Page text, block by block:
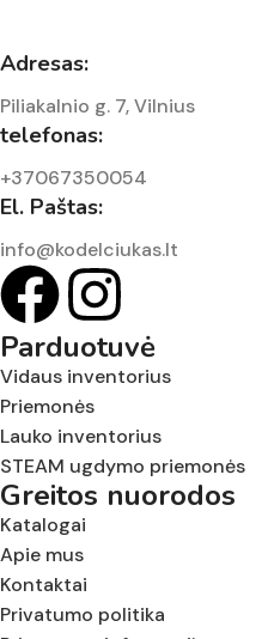
Adresas:
Piliakalnio g. 7, Vilnius
telefonas:
+37067350054
El. Paštas:
info@kodelciukas.lt
Parduotuvė
Vidaus inventorius
Priemonės
Lauko inventorius
STEAM ugdymo priemonės
Greitos nuorodos
Katalogai
Apie mus
Kontaktai
Privatumo politika